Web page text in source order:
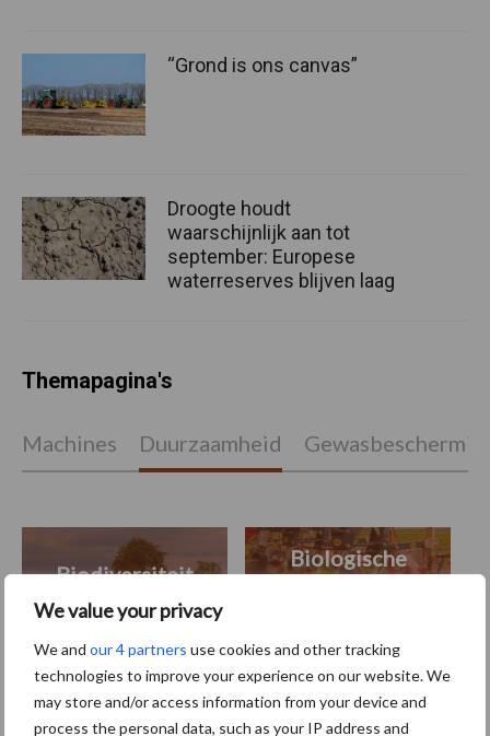
We value your privacy
We and our 4 partners use cookies and other tracking
technologies to improve your experience on our website. We
may store and/or access information from your device and
process the personal data, such as your IP address and
“Grond is ons canvas”
Droogte houdt
waarschijnlijk aan tot
september: Europese
waterreserves blijven laag
Themapagina's
Machines Duurzaamheid
Biodiversiteit
Biologische
Toon meer